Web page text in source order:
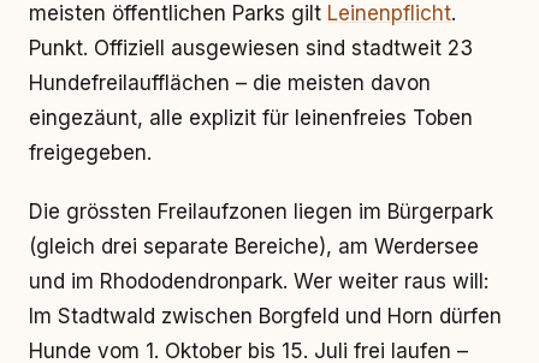
meisten öffentlichen Parks gilt Leinenpflicht.
Punkt. Offiziell ausgewiesen sind stadtweit 23
Hundefreilaufflächen – die meisten davon
eingezäunt, alle explizit für leinenfreies Toben
freigegeben.
Die grössten Freilaufzonen liegen im Bürgerpark
(gleich drei separate Bereiche), am Werdersee
und im Rhododendronpark. Wer weiter raus will:
Im Stadtwald zwischen Borgfeld und Horn dürfen
Hunde vom 1. Oktober bis 15. Juli frei laufen –